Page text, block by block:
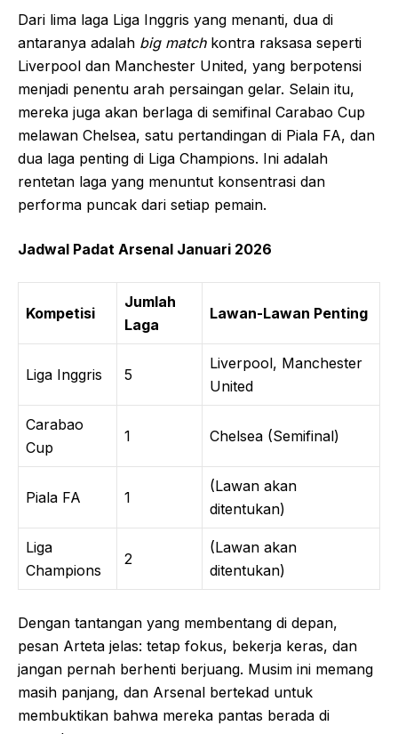
Dari lima laga Liga Inggris yang menanti, dua di
antaranya adalah big matchkontra raksasa seperti
Liverpool dan Manchester United, yang berpotensi
menjadi penentu arah persaingan gelar. Selain itu,
mereka juga akan berlaga di semifinal Carabao Cup
melawan Chelsea, satu pertandingan di Piala FA, dan
dua laga penting di Liga Champions. Ini adalah
rentetan laga yang menuntut konsentrasi dan
performa puncak dari setiap pemain.
Jadwal Padat Arsenal Januari 2026
Kompetisi
Jumlah
Laga
Lawan-Lawan Penting
Liga Inggris 5
Liverpool, Manchester
United
Carabao
Cup
1 Chelsea (Semifinal)
Piala FA 1
(Lawan akan
ditentukan)
Liga
Champions
2
(Lawan akan
ditentukan)
Dengan tantangan yang membentang di depan,
pesan Arteta jelas: tetap fokus, bekerja keras, dan
jangan pernah berhenti berjuang. Musim ini memang
masih panjang, dan Arsenal bertekad untuk
membuktikan bahwa mereka pantas berada di